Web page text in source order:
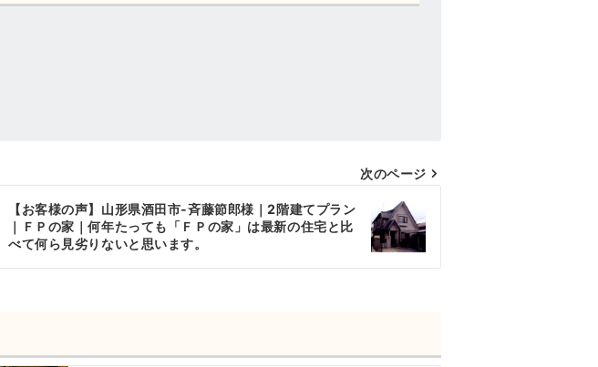
次のページ
【お客様の声】山形県酒田市-斉藤節郎様｜2階建てプラン
｜ＦＰの家｜何年たっても「ＦＰの家」は最新の住宅と比
べて何ら見劣りないと思います。